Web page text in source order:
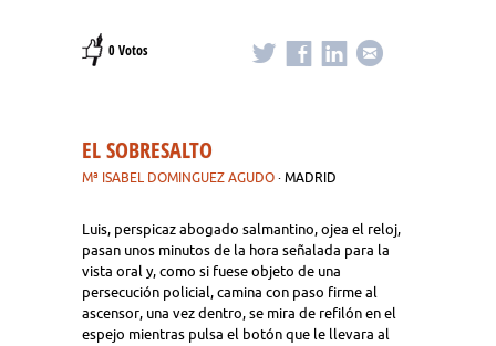
0 Votos
EL SOBRESALTO
Mª ISABEL DOMINGUEZ AGUDO · MADRID
Luis, perspicaz abogado salmantino, ojea el reloj,
pasan unos minutos de la hora señalada para la
vista oral y, como si fuese objeto de una
persecución policial, camina con paso firme al
ascensor, una vez dentro, se mira de refilón en el
espejo mientras pulsa el botón que le llevara al